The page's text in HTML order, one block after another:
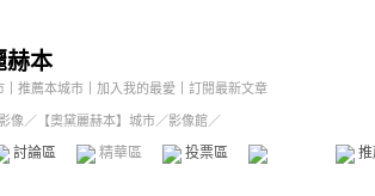
赫本
推薦本城市 加入我的最愛 訂閱最新文章
像 ／ 【奧黛麗赫本】城市／影像館／
討論區 精華區 投票區 影像館